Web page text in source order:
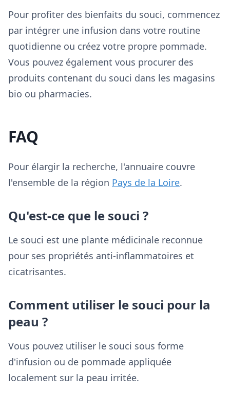
Pour profiter des bienfaits du souci, commencez
par intégrer une infusion dans votre routine
quotidienne ou créez votre propre pommade.
Vous pouvez également vous procurer des
produits contenant du souci dans les magasins
bio ou pharmacies.
FAQ
Pour élargir la recherche, l'annuaire couvre
l'ensemble de la région Pays de la Loire.
Qu'est-ce que le souci ?
Le souci est une plante médicinale reconnue
pour ses propriétés anti-inflammatoires et
cicatrisantes.
Comment utiliser le souci pour la
peau ?
Vous pouvez utiliser le souci sous forme
d'infusion ou de pommade appliquée
localement sur la peau irritée.